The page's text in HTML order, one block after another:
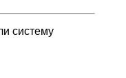
систему